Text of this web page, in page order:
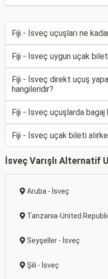
Fiji - İsveç uçuşları ne
Fiji - İsveç uygun uçak
Fiji - İsveç direkt uçuş
hangileridir?
Fiji - İsveç uçuşlarda bagaj
Fiji - İsveç uçak bileti
İsveç Varışlı Alternatif
Aruba - İsveç
Tanzania-United
Seyşeller - İsveç
Şili - İsveç